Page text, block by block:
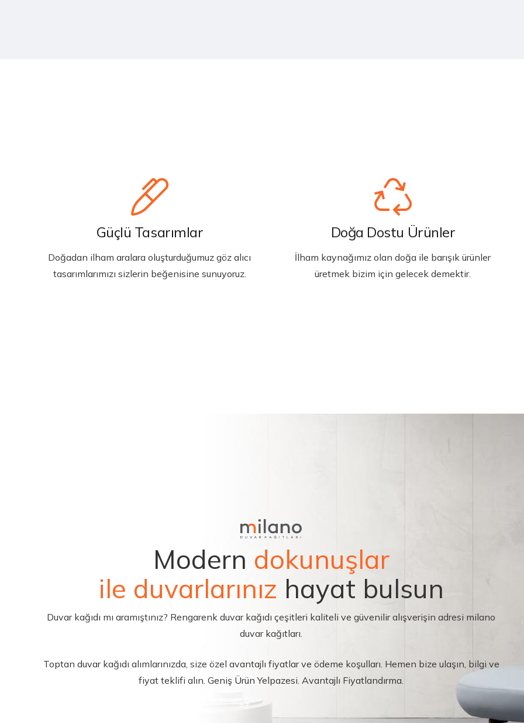
Güçlü Tasarımlar
Doğadan ilham aralara oluşturduğumuz göz alıcı
tasarımlarımızı sizlerin beğenisine sunuyoruz.
Doğa Dostu Ürünler
İlham kaynağımız olan doğa ile barışık ürünler
üretmek bizim için gelecek demektir.
Modern dokunuşlar
ile duvarlarınız hayat bulsun
Duvar kağıdı mı aramıştınız? Rengarenk duvar kağıdı çeşitleri kaliteli ve güvenilir alışverişin adresi milano
duvar kağıtları.
Toptan duvar kağıdı alımlarınızda, size özel avantajlı fiyatlar ve ödeme koşulları. Hemen bize ulaşın, bilgi ve
fiyat teklifi alın. Geniş Ürün Yelpazesi. Avantajlı Fiyatlandırma.